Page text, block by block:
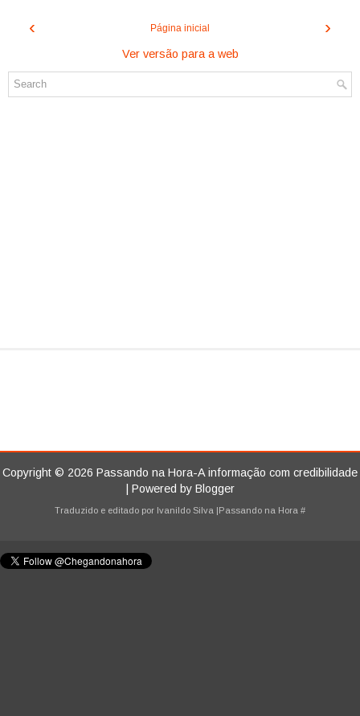
‹ ›
Página inicial
Ver versão para a web
Copyright © 2026 Passando na Hora-A informação com credibilidade
| Powered by Blogger
Traduzido e editado por Ivanildo Silva |Passando na Hora #